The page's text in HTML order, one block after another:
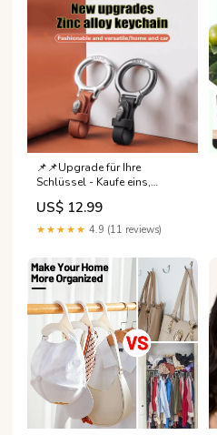
📌📌Upgrade für Ihre
Schlüssel - Kaufe eins,
bekomme eins gratis🛡️🛡️Der
elegante PU-Leder
Schlüsselanhänger
US$ 12.99
★★★★★ 4.9 (11 reviews)